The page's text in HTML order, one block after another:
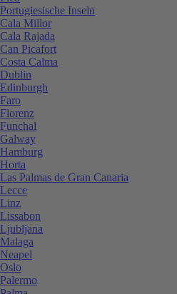
Portugiesische Inseln
Cala Millor
Cala Rajada
Can Picafort
Costa Calma
Dublin
Edinburgh
Faro
Florenz
Funchal
Galway
Hamburg
Horta
Las Palmas de Gran Canaria
Lecce
Linz
Lissabon
Ljubljana
Malaga
Neapel
Oslo
Palermo